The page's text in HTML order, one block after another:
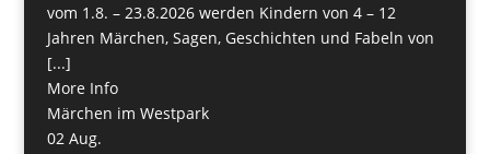
vom 1.8. – 23.8.2026 werden Kindern von 4 – 12
Jahren Märchen, Sagen, Geschichten und Fabeln von
[...]
More Info
Märchen im Westpark
02 Aug.